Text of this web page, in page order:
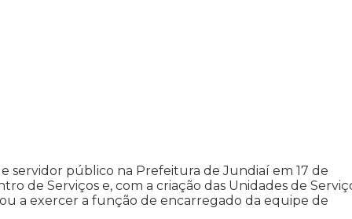
servidor público na Prefeitura de Jundiaí em 17 de
de Serviços e, com a criação das Unidades de
a exercer a função de encarregado da equipe de